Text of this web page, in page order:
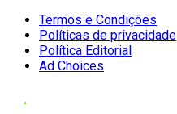
Termos e Condições
Políticas de privacidade
Política Editorial
Ad Choices